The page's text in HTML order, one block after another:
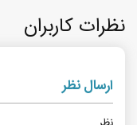
نظرات کاربران
ارسال نظر